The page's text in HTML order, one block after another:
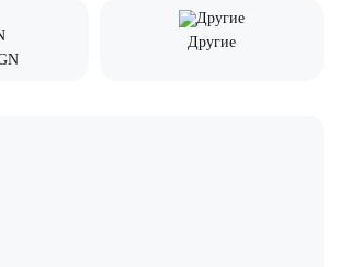
Другие